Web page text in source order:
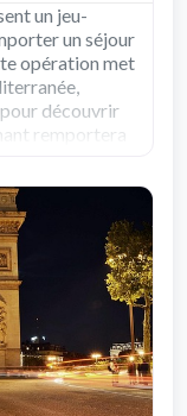
un jeu-
un séjour
opération met
découvrir
remportera